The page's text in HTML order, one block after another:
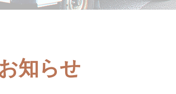
知らせ